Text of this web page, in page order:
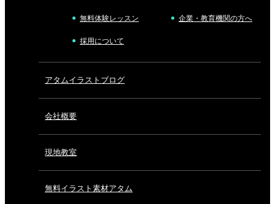
無料体験レッスン 企業・教育機関の方へ
採用について
アタムイラストブログ
会社概要
現地教室
無料イラスト素材アタム